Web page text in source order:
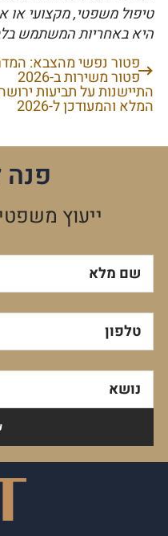
טיפול משפטי, מקצועי או
היא באחריות המשתמש
ניווטפטור נפשי מהצבא:
פטור משירות ב-2026
התיישנות על תביעות
המלא והמעודכן ל-2026
ייעוץ
שם מלא
טלפון
נושא